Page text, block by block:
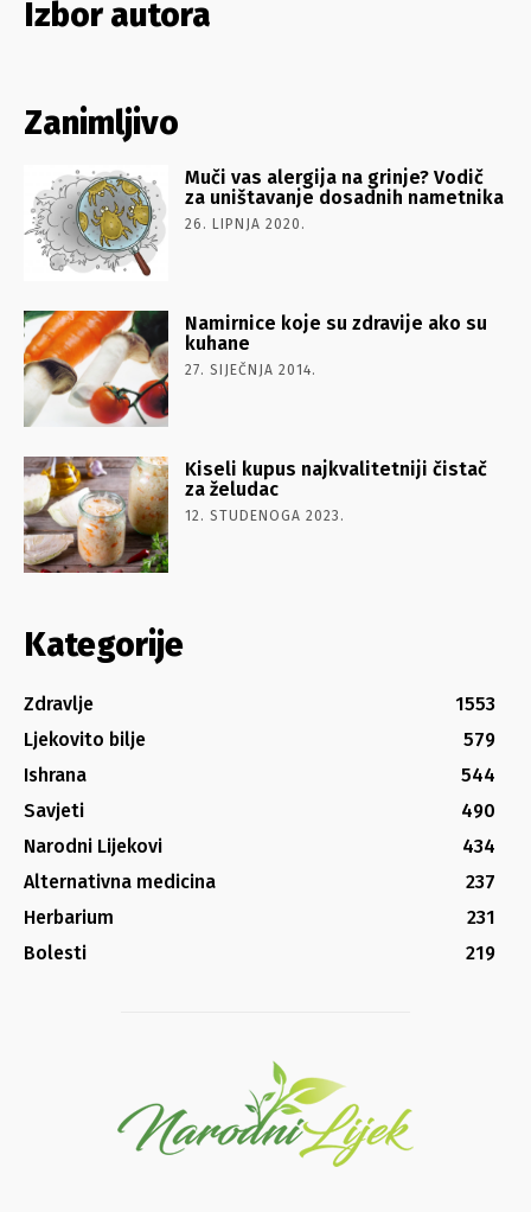
Izbor autora
Zanimljivo
Muči vas alergija na grinje? Vodič
za uništavanje dosadnih nametnika
26. LIPNJA 2020.
Namirnice koje su zdravije ako su
kuhane
27. SIJEČNJA 2014.
Kiseli kupus najkvalitetniji čistač
za želudac
12. STUDENOGA 2023.
Kategorije
Zdravlje
1553
Ljekovito bilje
579
Ishrana
544
Savjeti
490
Narodni Lijekovi
434
Alternativna medicina
237
Herbarium
231
Bolesti
219